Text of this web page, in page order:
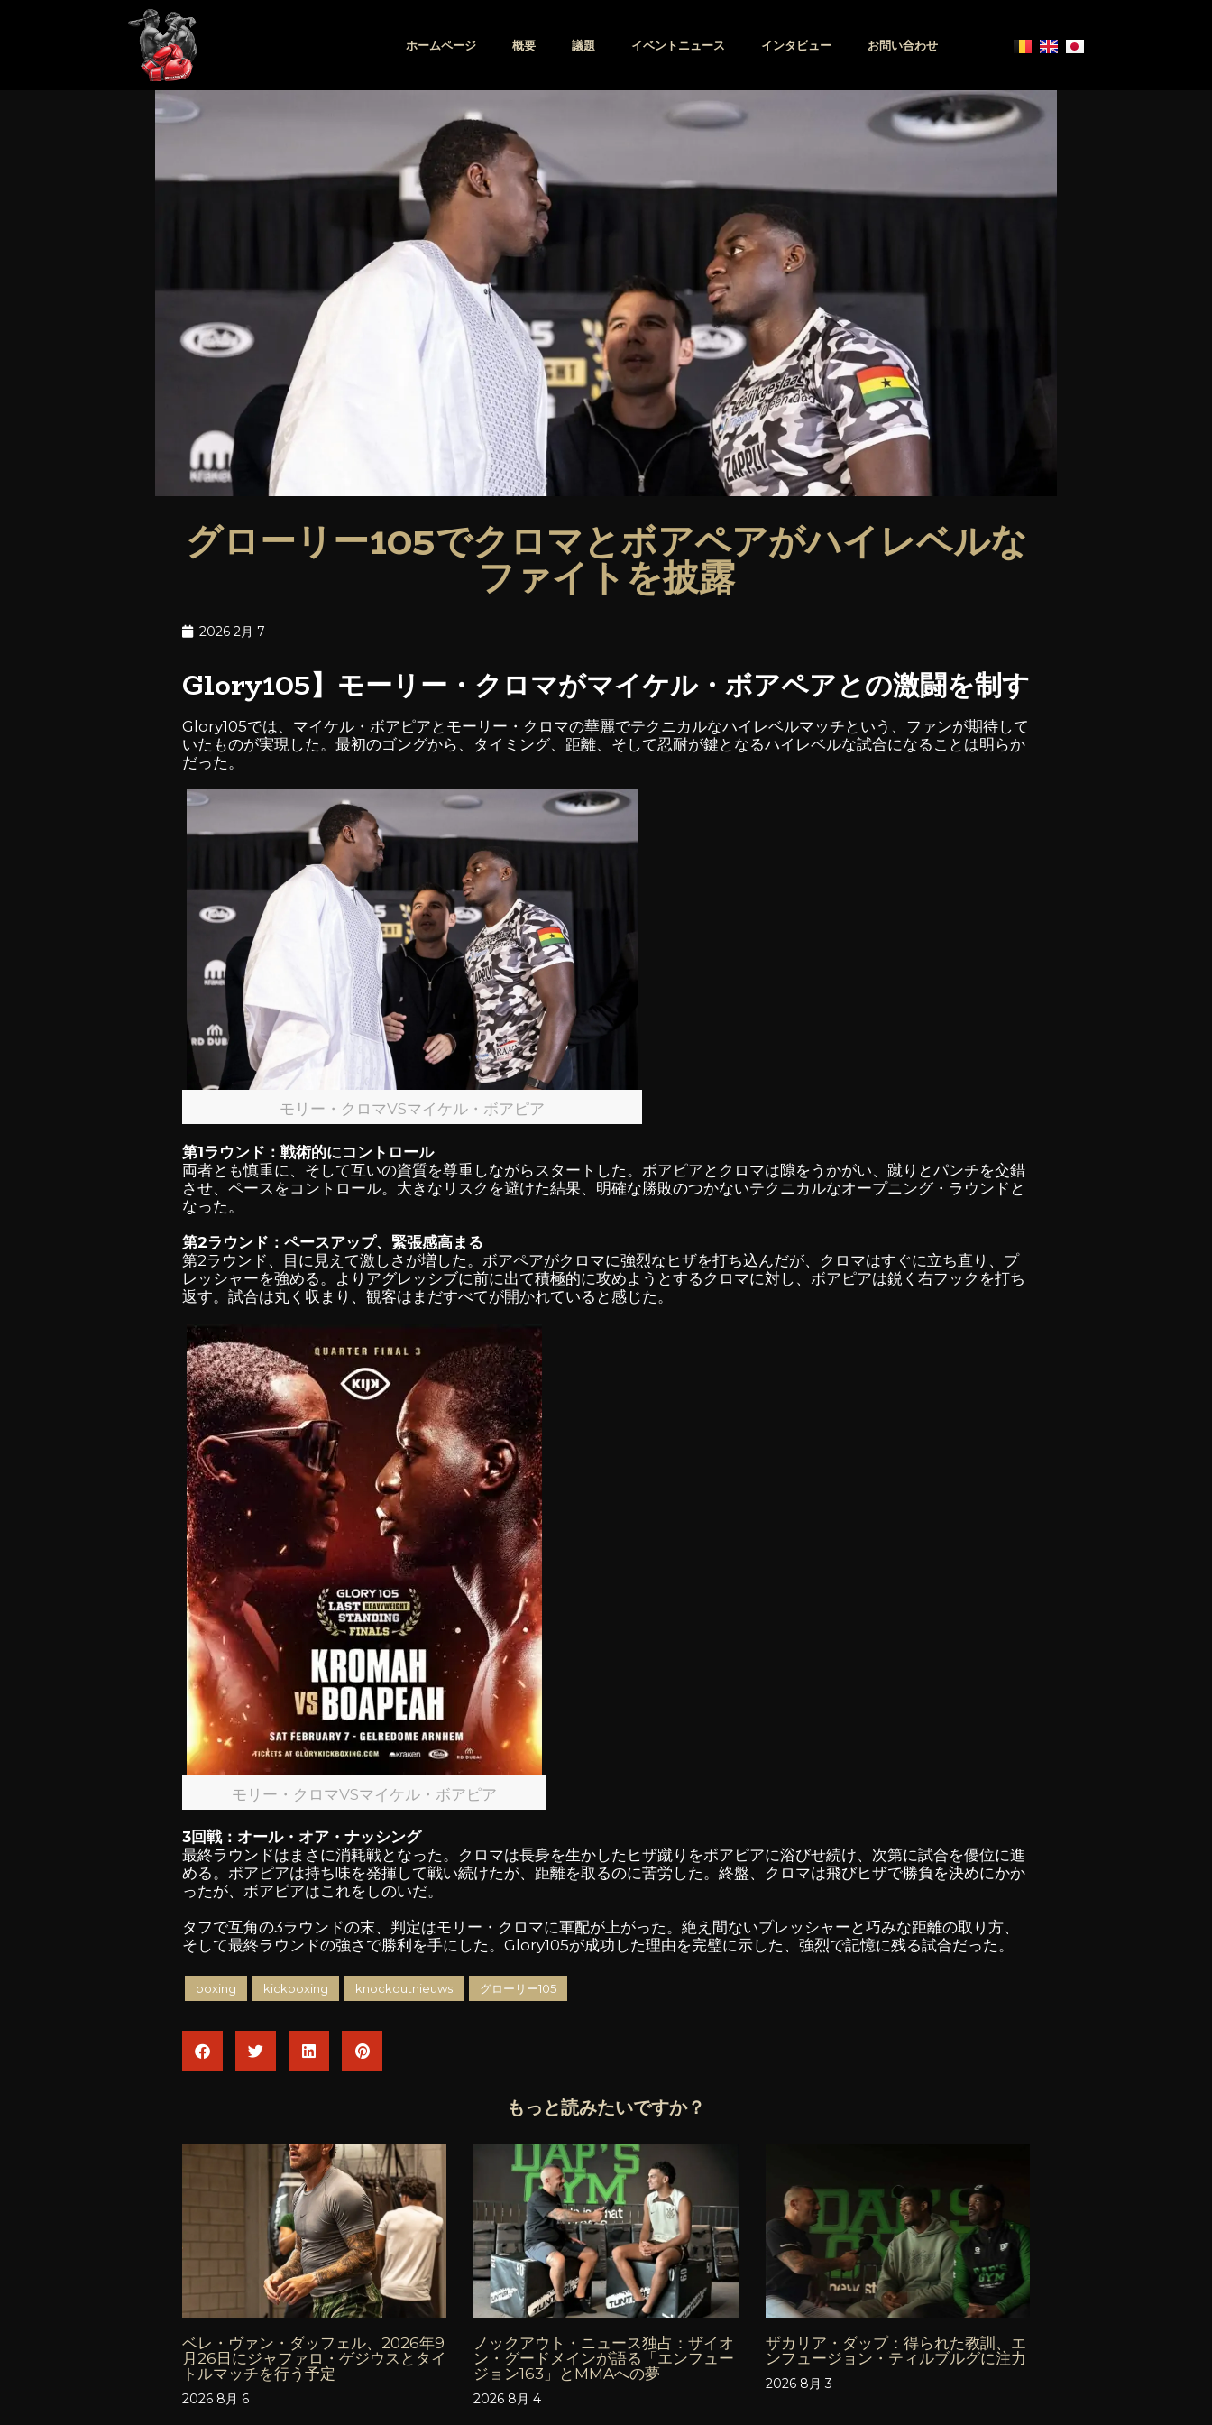
ホームページ 概要 議題 イベントニュース インタビュー お問い合わせ
グローリー105でクロマとボアペアがハイレベルな
ファイトを披露
2026 2月 7
Glory105】モーリー・クロマがマイケル・ボアペアとの激闘を制す
Glory105では、マイケル・ボアピアとモーリー・クロマの華麗でテクニカルなハイレベルマッチという、ファンが期待して
いたものが実現した。最初のゴングから、タイミング、距離、そして忍耐が鍵となるハイレベルな試合になることは明らか
だった。
モリー・クロマVSマイケル・ボアピア
第1ラウンド：戦術的にコントロール
両者とも慎重に、そして互いの資質を尊重しながらスタートした。ボアピアとクロマは隙をうかがい、蹴りとパンチを交錯
させ、ペースをコントロール。大きなリスクを避けた結果、明確な勝敗のつかないテクニカルなオープニング・ラウンドと
なった。
第2ラウンド：ペースアップ、緊張感高まる
第2ラウンド、目に見えて激しさが増した。ボアペアがクロマに強烈なヒザを打ち込んだが、クロマはすぐに立ち直り、プ
レッシャーを強める。よりアグレッシブに前に出て積極的に攻めようとするクロマに対し、ボアピアは鋭く右フックを打ち
返す。試合は丸く収まり、観客はまだすべてが開かれていると感じた。
モリー・クロマVSマイケル・ボアピア
3回戦：オール・オア・ナッシング
最終ラウンドはまさに消耗戦となった。クロマは長身を生かしたヒザ蹴りをボアピアに浴びせ続け、次第に試合を優位に進
める。ボアピアは持ち味を発揮して戦い続けたが、距離を取るのに苦労した。終盤、クロマは飛びヒザで勝負を決めにかか
ったが、ボアピアはこれをしのいだ。
タフで互角の3ラウンドの末、判定はモリー・クロマに軍配が上がった。絶え間ないプレッシャーと巧みな距離の取り方、
そして最終ラウンドの強さで勝利を手にした。Glory105が成功した理由を完璧に示した、強烈で記憶に残る試合だった。
boxing kickboxing knockoutnieuws グローリー105
もっと読みたいですか？
ベレ・ヴァン・ダッフェル、2026年9
月26日にジャファロ・ゲジウスとタイ
トルマッチを行う予定
2026 8月 6
ノックアウト・ニュース独占：ザイオ
ン・グードメインが語る「エンフュー
ジョン163」とMMAへの夢
2026 8月 4
ザカリア・ダップ：得られた教訓、エ
ンフュージョン・ティルブルグに注力
2026 8月 3